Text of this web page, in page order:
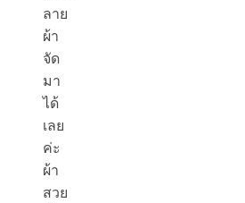
ลาย
ผ้า
จัด
มา
ได้
เลย
ค่ะ
ผ้า
สวย